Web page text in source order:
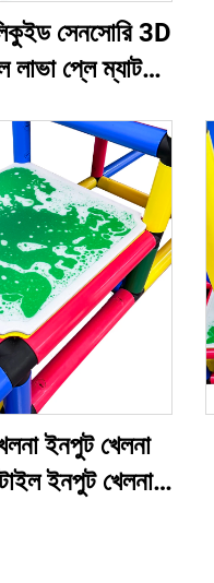
সেনসোরি 3D
লাভা প্লে ম্যাট
রিলিফ জন্য
ইনপুট খেলনা
ইনপুট খেলনা